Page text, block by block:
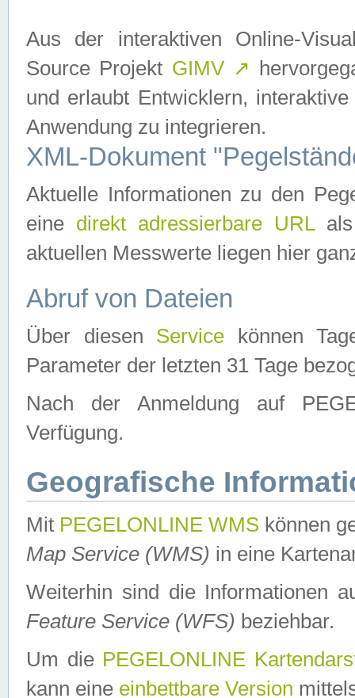
Aus der interaktiven Online-
Source Projekt GIMV ↗
und erlaubt Entwicklern,
Anwendung zu integrieren.
XML-Dokument
Aktuelle Informationen zu den
eine direkt adressierbare URLals
aktuellen Messwerte liegen hier
Abruf von Dateien
Über diesen Service können
Parameter der letzten 31 Tage
Nach der Anmeldung auf
Verfügung.
Geografische
Mit PEGELONLINE WMS können
Map Service (WMS) in eine
Weiterhin sind die Informationen
Feature Service (WFS) beziehbar.
Um die PEGELONLINE
kann eine einbettbare Version